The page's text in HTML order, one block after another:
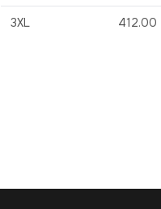
3XL 412.00